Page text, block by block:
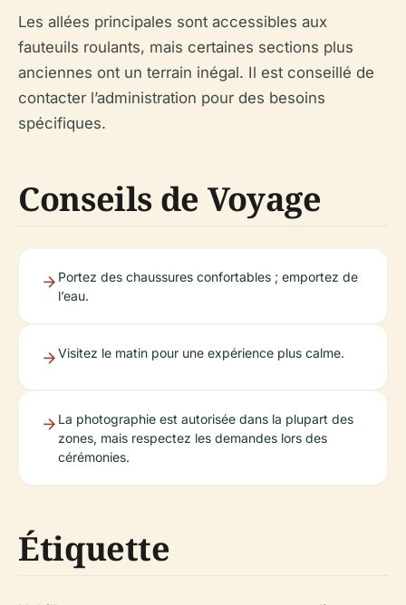
Les allées principales sont accessibles aux
fauteuils roulants, mais certaines sections plus
anciennes ont un terrain inégal. Il est conseillé de
contacter l’administration pour des besoins
spécifiques.
Conseils de Voyage
Portez des chaussures confortables ; emportez de
l’eau.
Visitez le matin pour une expérience plus calme.
La photographie est autorisée dans la plupart des
zones, mais respectez les demandes lors des
cérémonies.
Étiquette